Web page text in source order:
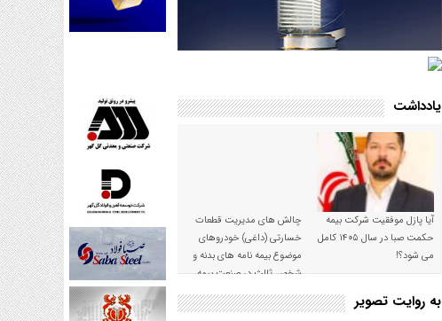
یادداشت
آیا پازل موفقیت شرکت بیمه
حکمت صبا در سال ۱۴۰۵ کامل
می شود؟!
چالش های مدیریت قطعات
خسارتی (داغی) خودروهای
موضوع بیمه نامه های بدنه و
شخص ثالث در صنعت بیمه
به روایت تصویر